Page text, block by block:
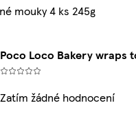
mouky 4 ks 245g
Poco Loco Bakery wraps
Zatím žádné hodnocení